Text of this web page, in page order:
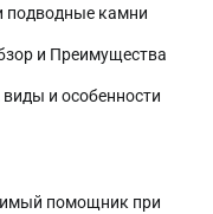
подводные камни
и Преимущества
и особенности
помощник при